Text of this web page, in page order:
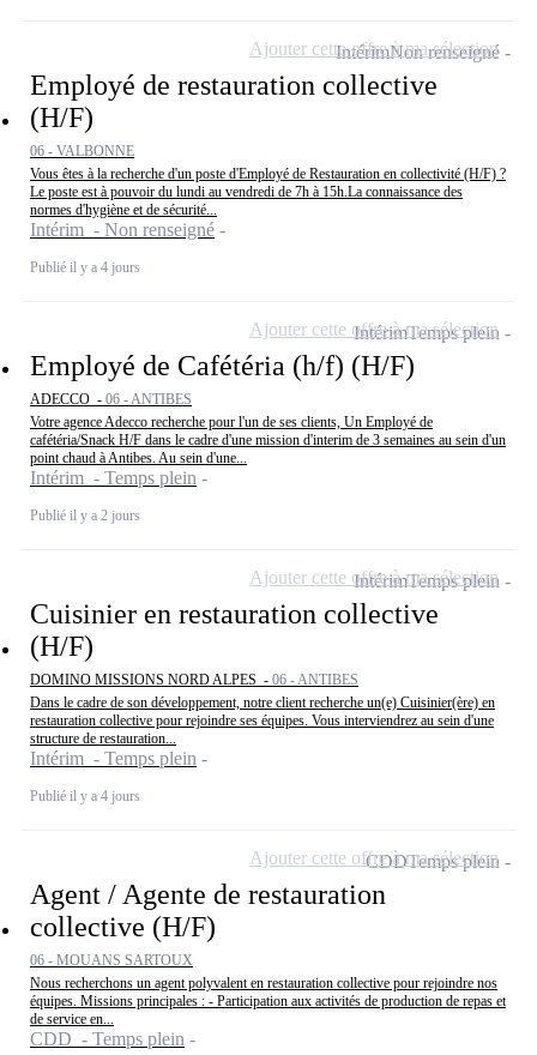
Employé de restauration collective
(H/F)
06 - VALBONNE
Vous êtes à la recherche d'un poste d'Employé de Restauration en collectivité (H/F) ?
Le poste est à pouvoir du lundi au vendredi de 7h à 15h.La connaissance des
normes d'hygiène et de sécurité...
Intérim - Non renseigné
Publié il y a 4 jours
IntérimNon renseigné
Ajouter cette offre à ma sélection
Employé de Cafétéria (h/f) (H/F)
ADECCO - 06 - ANTIBES
Votre agence Adecco recherche pour l'un de ses clients, Un Employé de
cafétéria/Snack H/F dans le cadre d'une mission d'interim de 3 semaines au sein d'un
point chaud à Antibes. Au sein d'une...
Intérim - Temps plein
Publié il y a 2 jours
IntérimTemps plein
Ajouter cette offre à ma sélection
Cuisinier en restauration collective
(H/F)
DOMINO MISSIONS NORD ALPES - 06 - ANTIBES
Dans le cadre de son développement, notre client recherche un(e) Cuisinier(ère) en
restauration collective pour rejoindre ses équipes. Vous interviendrez au sein d'une
structure de restauration...
Intérim - Temps plein
Publié il y a 4 jours
IntérimTemps plein
Ajouter cette offre à ma sélection
Agent / Agente de restauration
collective (H/F)
06 - MOUANS SARTOUX
Nous recherchons un agent polyvalent en restauration collective pour rejoindre nos
équipes. Missions principales : - Participation aux activités de production de repas et
de service en...
CDD - Temps plein
CDDTemps plein
Ajouter cette offre à ma sélection